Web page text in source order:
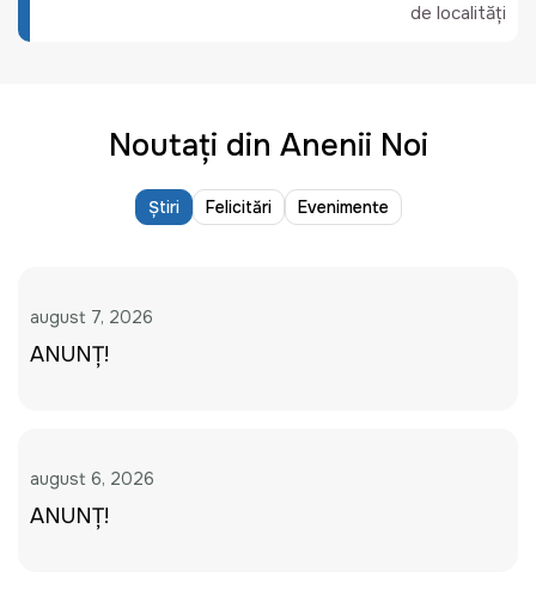
de localități
Noutați din Anenii Noi
Știri Felicitări Evenimente
august 7, 2026
ANUNȚ!
august 6, 2026
ANUNȚ!